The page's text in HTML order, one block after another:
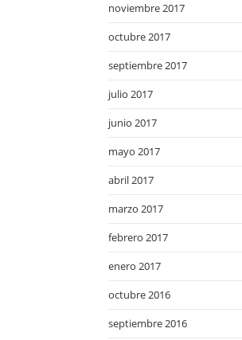
noviembre 2017
octubre 2017
septiembre 2017
julio 2017
junio 2017
mayo 2017
abril 2017
marzo 2017
febrero 2017
enero 2017
octubre 2016
septiembre 2016